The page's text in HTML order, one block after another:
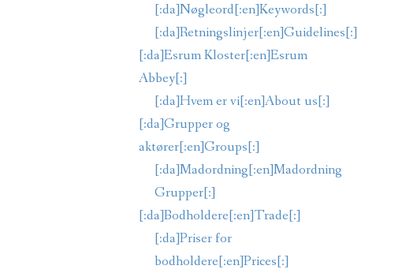
[:da]Nøgleord[:en]Keywords[:]
[:da]Retningslinjer[:en]Guidelines[:]
[:da]Esrum Kloster[:en]Esrum
Abbey[:]
[:da]Hvem er vi[:en]About us[:]
[:da]Grupper og
aktører[:en]Groups[:]
[:da]Madordning[:en]Madordning
Grupper[:]
[:da]Bodholdere[:en]Trade[:]
[:da]Priser for
bodholdere[:en]Prices[:]